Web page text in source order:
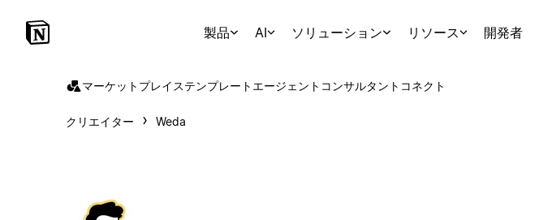
製品 AI ソリューション リソース 開発者
マーケットプレイステンプレート エージェント コンサルタント コネクト
クリエイター Weda